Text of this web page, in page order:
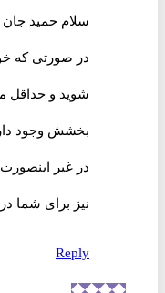
سلام حمید جان
در صورتی که خود
شوید و حداقل
بخشش وجود دارد.
در غیر اینصورت
نیز برای شما در
Reply